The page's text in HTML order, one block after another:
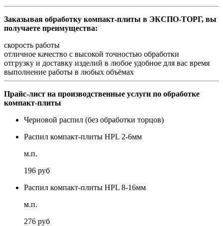
Заказывая обработку компакт-плиты в ЭКСПО-ТОРГ, вы
получаете преимущества:
скорость работы
отличное качество с высокой точностью обработки
отгрузку и доставку изделий в любое удобное для вас время
выполнение работы в любых объёмах
Прайс-лист на производственные услуги по обработке
компакт-плиты
Черновой распил (без обработки торцов)
Распил компакт-плиты HPL 2-6мм
м.п.
196 руб
Распил компакт-плиты HPL 8-16мм
м.п.
276 руб